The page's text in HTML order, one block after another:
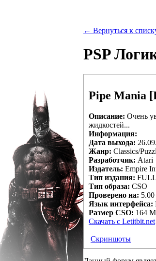
← Вернуться к
PSP
Pipe Mania
Описание: Очень
жидкостей...
Информация:
Дата выхода:
Жанр: Classics/
Разработчик: Atari
Издатель: Empire
Тип издания:
Тип образа: CSO
Проверено на:
Язык интерфейса:
Размер CSO: 164
Скачать c Letitbit.net
Скриншоты